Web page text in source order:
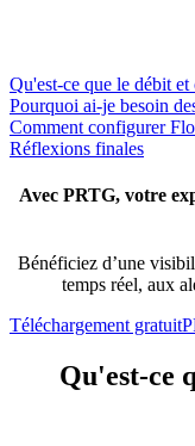
Qu'est-ce que le débit
Pourquoi ai-je besoin
Comment configurer
Réflexions finales
Avec PRTG, votre
Bénéficiez d’une
temps réel, aux
Téléchargement gratuit
Qu'est-ce